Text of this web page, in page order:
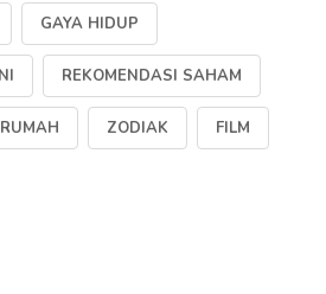
GAYA HIDUP
REKOMENDASI SAHAM
RUMAH ZODIAK FILM